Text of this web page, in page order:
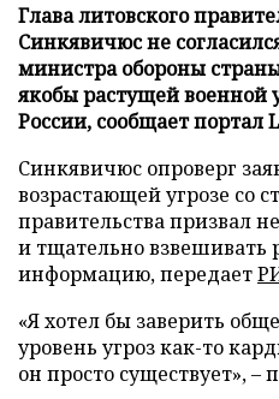
Глава литовского
Синкявичюс не
министра обороны
якобы растущей военной
России, сообщает портал
Синкявичюс опроверг
возрастающей угрозе со
правительства призвал
и тщательно взвешивать
информацию, передает
«Я хотел бы заверить
уровень угроз как-то
он просто существует»,